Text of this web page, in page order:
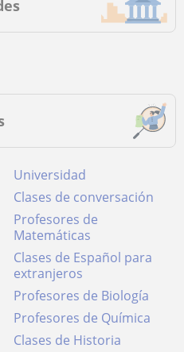
Universidad
Clases de conversación
Profesores de
Matemáticas
Clases de Español para
extranjeros
Profesores de Biología
Profesores de Química
Clases de Historia